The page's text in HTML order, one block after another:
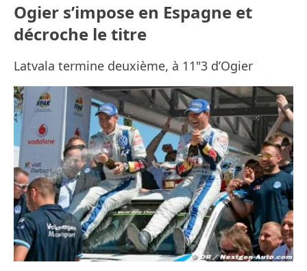
Ogier s’impose en Espagne et
décroche le titre
Latvala termine deuxième, à 11"3 d’Ogier